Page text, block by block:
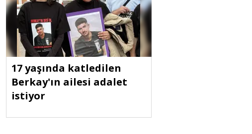
17 yaşında katledilen
Berkay'ın ailesi adalet
istiyor